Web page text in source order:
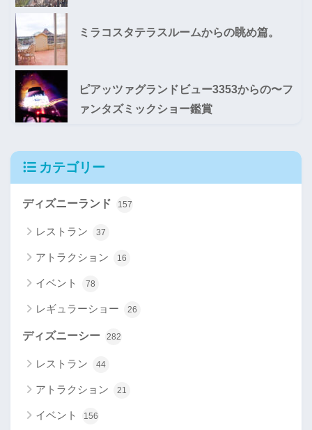
ミラコスタテラスルームからの眺め篇。
ピアッツァグランドビュー3353からの〜フ
ァンタズミックショー鑑賞
カテゴリー
ディズニーランド 157
レストラン 37
アトラクション 16
イベント 78
レギュラーショー 26
ディズニーシー 282
レストラン 44
アトラクション 21
イベント 156